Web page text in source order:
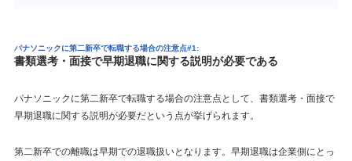
パナソニックに第二新卒で転職する場合の注意点#1:
書類選考・面接で早期退職に関する説明が必要である
パナソニックに第二新卒で転職する場合の注意点として、書類選考・面接で
早期退職に関する説明が必要だという点が挙げられます。
第二新卒での離職は早期での退職扱いとなります。早期退職は企業側にとっ